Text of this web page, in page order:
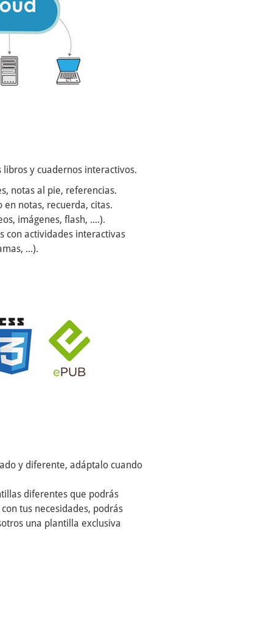
y cuadernos interactivos.
notas al pie, referencias.
notas, recuerda, citas.
imágenes, flash, ....).
con actividades interactivas
...).
y diferente, adáptalo cuando
diferentes que podrás
tus necesidades, podrás
una plantilla exclusiva